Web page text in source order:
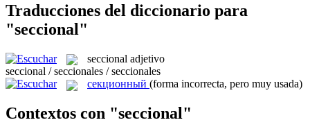
Traducciones del diccionario para
"seccional"
seccional adjetivo
seccional / seccionales / seccionales
секционный (forma incorrecta, pero muy usada)
Contextos con "seccional"